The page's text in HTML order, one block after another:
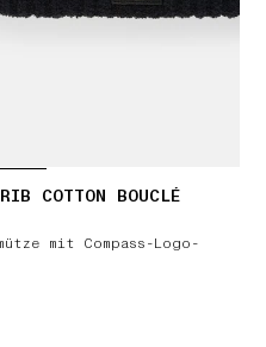
COTTON BOUCLÉ
mit Compass-Logo-